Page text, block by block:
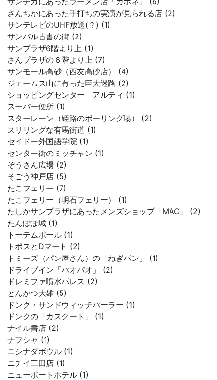
さんちかにあった手打ちの実演が見られる店 (2)
サンテレビのUHF放送(？) (1)
サンパル古書の街 (2)
サンプラザ6階より上 (1)
さんプラザの６階より上 (7)
サンモール高砂（西友高砂店） (4)
ジェームス山に有った巨大迷路 (2)
ショッピングセンター アルティ (1)
スーパー便所 (1)
スターレーン（姫路のボーリング場） (2)
スリリングな有馬街道 (1)
セイドー外国語学院 (1)
センター街のミッチャン (1)
ぞうさん広場 (2)
そごう神戸店 (5)
たこフェリー (7)
たこフェリー（明石フェリー） (1)
たしかサンプラザにあったメンズショップ「MAC」 (2)
たんぽぽ城 (1)
トーテムポール (1)
トポスとDマート (2)
トミーズ（パン屋さん）の「ねぎパン」 (1)
ドライブイン「パオパオ」 (2)
ドレミファ噴水パレス (2)
とんかつ大雄 (5)
ドンク・サンドウィッチパーラー (1)
ドンクの「カスクート」 (1)
ナイル書店 (2)
ナフシャ (1)
ニシナダボウル (1)
ニチイ三田店 (1)
ニューポートホテル (1)